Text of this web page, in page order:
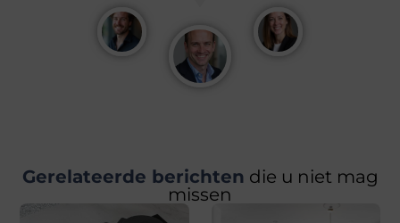
Gerelateerde berichten die u niet mag
missen